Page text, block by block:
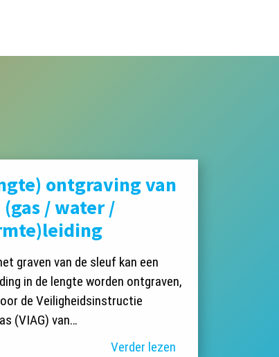
ontgraving van
(gas / water /
graven van de sleuf kan een
in de lengte worden ontgraven,
de Veiligheidsinstructie
(VIAG) van…
Verder lezen